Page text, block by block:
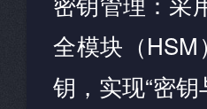
全模块（
钥，实现“密钥